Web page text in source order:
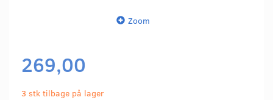
Zoom
269,00
3 stk tilbage på lager